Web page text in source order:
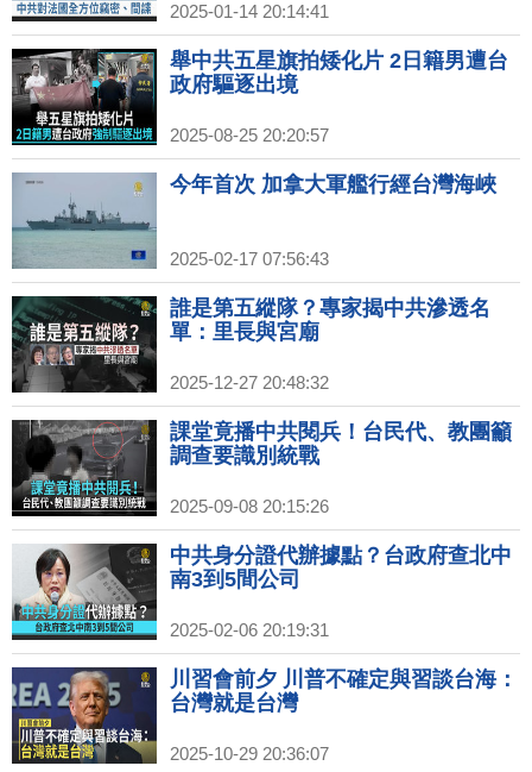
2025-01-14 20:14:41
舉中共五星旗拍矮化片 2日籍男遭台
政府驅逐出境
2025-08-25 20:20:57
今年首次 加拿大軍艦行經台灣海峽
2025-02-17 07:56:43
誰是第五縱隊？專家揭中共滲透名
單：里長與宮廟
2025-12-27 20:48:32
課堂竟播中共閱兵！台民代、教團籲
調查要識別統戰
2025-09-08 20:15:26
中共身分證代辦據點？台政府查北中
南3到5間公司
2025-02-06 20:19:31
川習會前夕 川普不確定與習談台海：
台灣就是台灣
2025-10-29 20:36:07